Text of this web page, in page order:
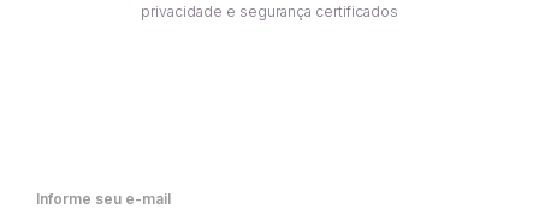
privacidade e segurança certificados